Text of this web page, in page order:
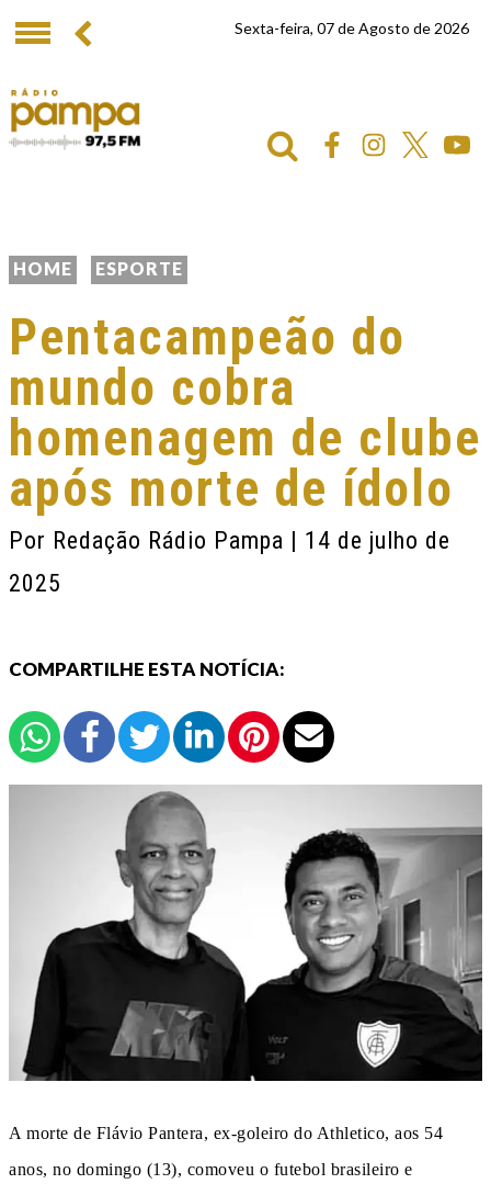
Sexta-feira, 07 de Agosto de 2026
HOME ESPORTE
Pentacampeão do
mundo cobra
homenagem de clube
após morte de ídolo
Por Redação Rádio Pampa | 14 de julho de
2025
COMPARTILHE ESTA NOTÍCIA:
A morte de Flávio Pantera, ex-goleiro do Athletico, aos 54
anos, no domingo (13), comoveu o futebol brasileiro e